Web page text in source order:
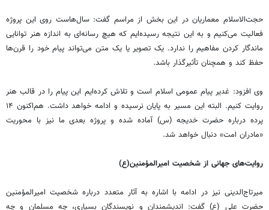
حجت‌الاسلام معماریان در این بخش از مراسم گفت: سال‌هاست روی این پروژه
فعالیت می‌کنیم و به این نتیجه رسیده‌ایم که هیچ رسانه‌ای به اندازه هنر توانایی
ماندگار کردن مفاهیم را ندارد. یک تصویر یا یک متن می‌تواند پیام خود را قرن‌ها
حفظ کند و همچنان تأثیرگذار باشد.
وی افزود: غدیر پیام عمومی اسلام است و تلاش کرده‌ایم این پیام را در قالب هنر
روایت کنیم. البته این مسیر به پایان نرسیده و ادامه خواهد داشت. هم‌اکنون ۱۴
پرده درباره حضرت خدیجه (س) آماده شده و پروژه بعدی ما نیز با محوریت
«مادران امت» دنبال خواهد شد.
روایت‌های جهانی از شخصیت امیرالمؤمنین(ع)
میرتاج‌الدینی نیز در ادامه با اشاره به آثار متعدد درباره شخصیت امیرالمؤمنین
حضرت علی (ع) گفت: اندیشمندان و نویسندگان بسیاری، چه مسلمان و چه